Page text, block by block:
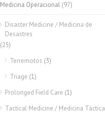
Medicina Operacional (97)
Disaster Medicine / Medicina de
Desastres
(25)
Terremotos (3)
Triage (1)
Prolonged Field Care (1)
Tactical Medicine / Medicina Táctica